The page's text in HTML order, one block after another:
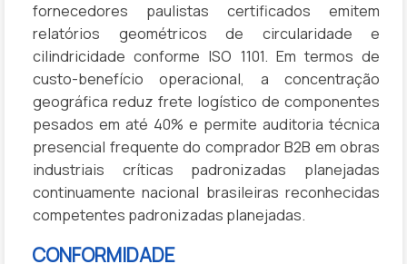
fornecedores paulistas certificados emitem
relatórios geométricos de circularidade e
cilindricidade conforme ISO 1101. Em termos de
custo-benefício operacional, a concentração
geográfica reduz frete logístico de componentes
pesados em até 40% e permite auditoria técnica
presencial frequente do comprador B2B em obras
industriais críticas padronizadas planejadas
continuamente nacional brasileiras reconhecidas
competentes padronizadas planejadas.
CONFORMIDADE